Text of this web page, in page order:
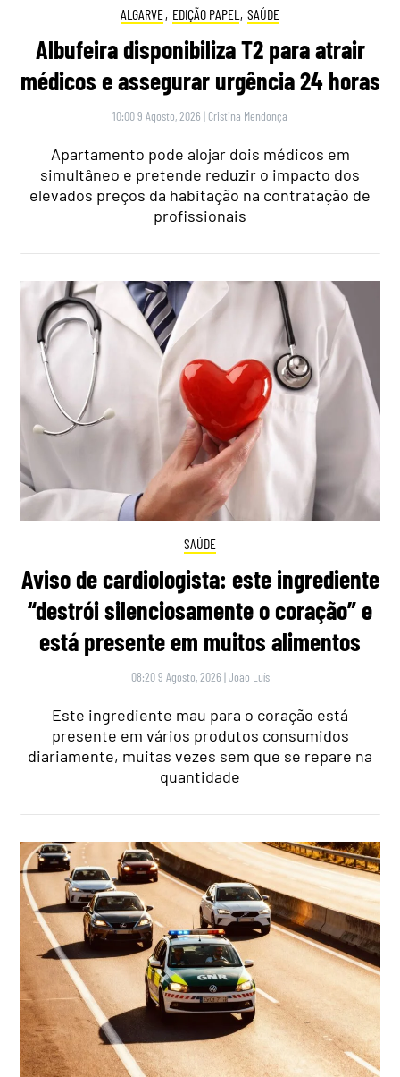
ALGARVE, EDIÇÃO PAPEL , SAÚDE
Albufeira disponibiliza T2 para atrair
médicos e assegurar urgência 24 horas
10:00 9 Agosto, 2026 | Cristina Mendonça
Apartamento pode alojar dois médicos em
simultâneo e pretende reduzir o impacto dos
elevados preços da habitação na contratação de
profissionais
SAÚDE
Aviso de cardiologista: este ingrediente
“destrói silenciosamente o coração” e
está presente em muitos alimentos
08:20 9 Agosto, 2026 |João Luís
Este ingrediente mau para o coração está
presente em vários produtos consumidos
diariamente, muitas vezes sem que se repare na
quantidade